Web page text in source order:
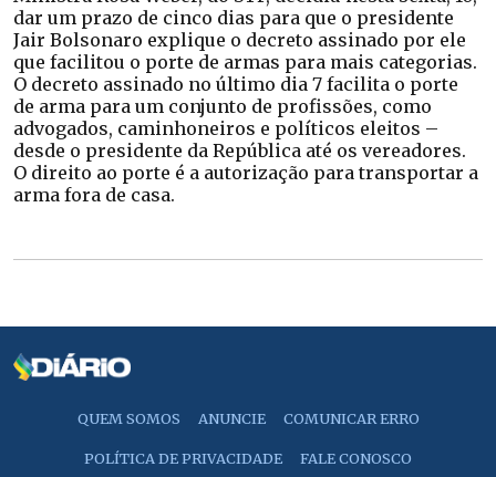
dar um prazo de cinco dias para que o presidente
Jair Bolsonaro explique o decreto assinado por ele
que facilitou o porte de armas para mais categorias.
O decreto assinado no último dia 7 facilita o porte
de arma para um conjunto de profissões, como
advogados, caminhoneiros e políticos eleitos –
desde o presidente da República até os vereadores.
O direito ao porte é a autorização para transportar a
arma fora de casa.
QUEM SOMOS ANUNCIE COMUNICAR ERRO
POLÍTICA DE PRIVACIDADE FALE CONOSCO